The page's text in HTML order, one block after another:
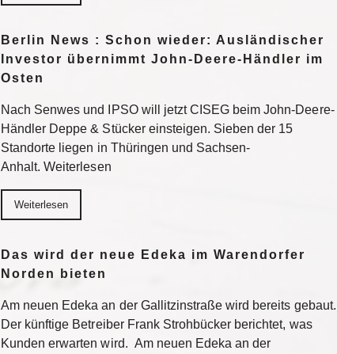
Berlin News : Schon wieder: Ausländischer
Investor übernimmt John-Deere-Händler im
Osten
Nach Senwes und IPSO will jetzt CISEG beim John-Deere-
Händler Deppe & Stücker einsteigen. Sieben der 15
Standorte liegen in Thüringen und Sachsen-
Anhalt. Weiterlesen
Weiterlesen
Das wird der neue Edeka im Warendorfer
Norden bieten
Am neuen Edeka an der Gallitzinstraße wird bereits gebaut.
Der künftige Betreiber Frank Strohbücker berichtet, was
Kunden erwarten wird. Am neuen Edeka an der